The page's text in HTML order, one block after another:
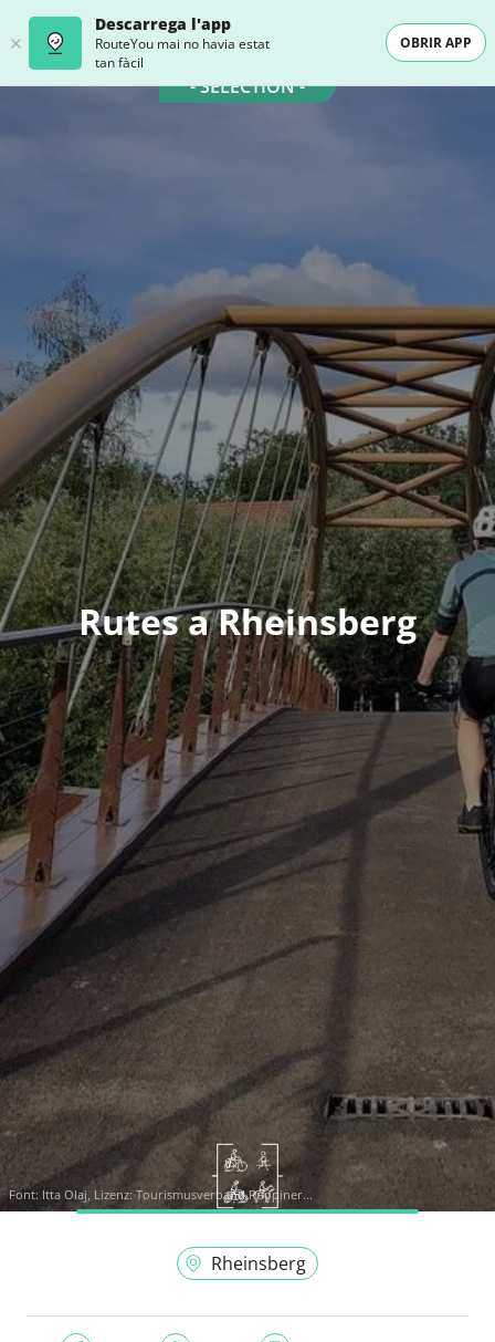
Descarrega l'app
RouteYou mai no havia estat
tan fàcil
OBRIR APP
- SELECTION -
Rutes a Rheinsberg
Font: Itta Olaj, Lizenz: Tourismusverband Ruppiner...
Rheinsberg